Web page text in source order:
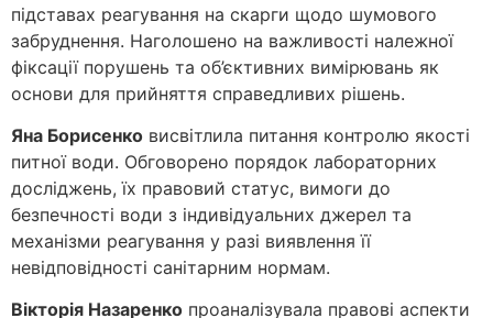
підставах реагування на скарги щодо шумового
забруднення. Наголошено на важливості належної
фіксації порушень та об’єктивних вимірювань як
основи для прийняття справедливих рішень.
Яна Борисенко висвітлила питання контролю якості
питної води. Обговорено порядок лабораторних
досліджень, їх правовий статус, вимоги до
безпечності води з індивідуальних джерел та
механізми реагування у разі виявлення її
невідповідності санітарним нормам.
Вікторія Назаренко проаналізувала правові аспекти